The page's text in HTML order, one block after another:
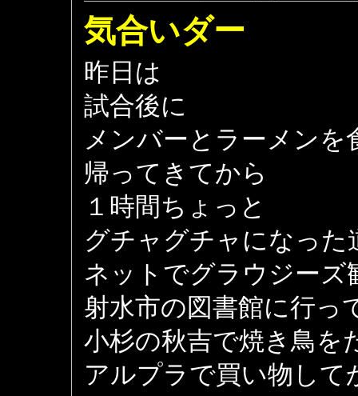
気合いダー
昨日は
試合後に
メンバーとラーメンを
帰ってきてから
１時間ちょっと
グチャグチャになった
ネットでグラウジーズ
射水市の図書館に行っ
小杉の秋吉で焼き鳥を
アルプラで買い物して